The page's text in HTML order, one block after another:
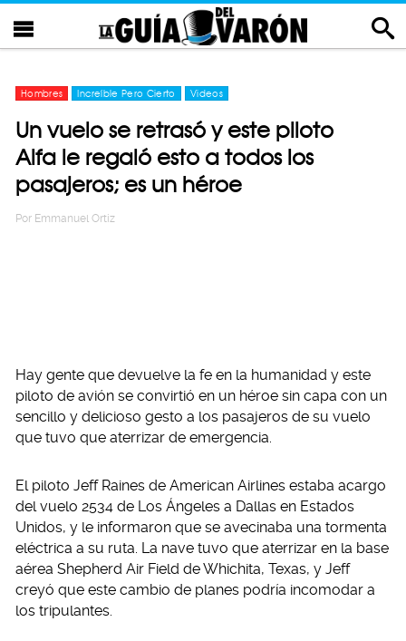
Hombres Increíble Pero Cierto Videos
Un vuelo se retrasó y este piloto
Alfa le regaló esto a todos los
pasajeros; es un héroe
Por Emmanuel Ortiz
Hay gente que devuelve la fe en la humanidad y este
piloto de avión se convirtió en un héroe sin capa con un
sencillo y delicioso gesto a los pasajeros de su vuelo
que tuvo que aterrizar de emergencia.
El piloto Jeff Raines de American Airlines estaba acargo
del vuelo 2534 de Los Ángeles a Dallas en Estados
Unidos, y le informaron que se avecinaba una tormenta
eléctrica a su ruta. La nave tuvo que aterrizar en la base
aérea Shepherd Air Field de Whichita, Texas, y Jeff
creyó que este cambio de planes podría incomodar a
los tripulantes.